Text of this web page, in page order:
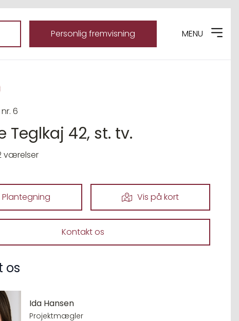
Personlig fremvisning MENU
6
Teglkaj 42, st. tv.
værelser
Plantegning Vis på kort
Kontakt os
os
Ida Hansen
Projektmægler